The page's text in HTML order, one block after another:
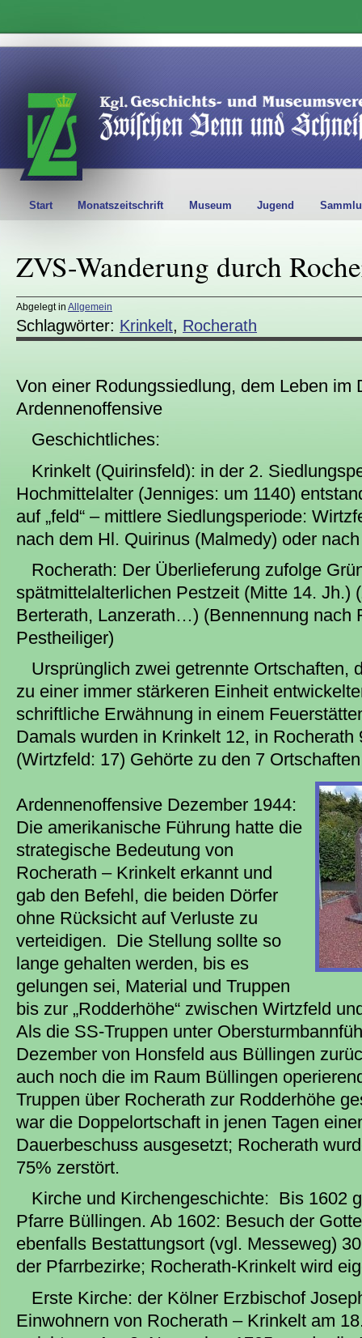
Start Monatszeitschrift Museum Jugend
ZVS-Wanderung durch
Abgelegt in Allgemein
Schlagwörter: Krinkelt, Rocherath
Von einer Rodungssiedlung, dem Leben im
Ardennenoffensive
Geschichtliches:
Krinkelt (Quirinsfeld): in der 2.
Hochmittelalter (Jenniges: um 1140)
auf „feld“ – mittlere Siedlungsperiode:
nach dem Hl. Quirinus (Malmedy) oder
Rocherath: Der Überlieferung zufolge
spätmittelalterlichen Pestzeit (Mitte 14. Jh.)
Berterath, Lanzerath…) (Bennennung nach
Pestheiliger)
Ursprünglich zwei getrennte Ortschaften,
zu einer immer stärkeren Einheit
schriftliche Erwähnung in einem
Damals wurden in Krinkelt 12, in Rocherath
(Wirtzfeld: 17) Gehörte zu den 7
Ardennenoffensive Dezember 1944:
Die amerikanische Führung hatte die
strategische Bedeutung von
Rocherath – Krinkelt erkannt und
gab den Befehl, die beiden Dörfer
ohne Rücksicht auf Verluste zu
verteidigen. Die Stellung sollte so
lange gehalten werden, bis es
gelungen sei, Material und Truppen
bis zur „Rodderhöhe“ zwischen Wirtzfeld
Als die SS-Truppen unter
Dezember von Honsfeld aus Büllingen
auch noch die im Raum Büllingen
Truppen über Rocherath zur Rodderhöhe
war die Doppelortschaft in jenen Tagen
Dauerbeschuss ausgesetzt; Rocherath
75% zerstört.
Kirche und Kirchengeschichte: Bis 1602
Pfarre Büllingen. Ab 1602: Besuch der
ebenfalls Bestattungsort (vgl. Messeweg)
der Pfarrbezirke; Rocherath-Krinkelt wird
Erste Kirche: der Kölner Erzbischof
Einwohnern von Rocherath – Krinkelt am